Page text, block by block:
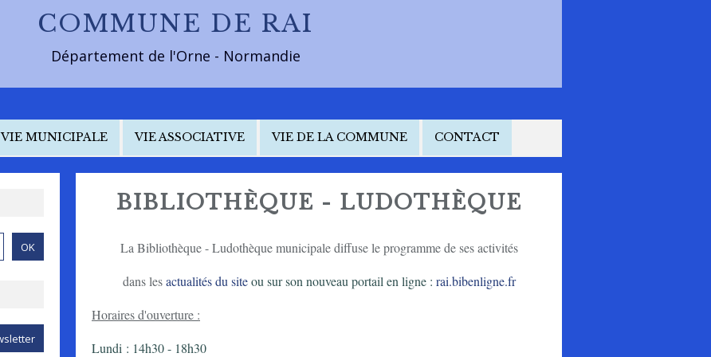
COMMUNE DE RAI
Département de l'Orne - Normandie
VIE MUNICIPALE VIE ASSOCIATIVE VIE DE LA COMMUNE CONTACT
BIBLIOTHÈQUE - LUDOTHÈQUE
La Bibliothèque - Ludothèque municipale diffuse le programme de ses activités
dans lesactualités du siteou sur son nouveau portail en ligne : rai.bibenligne.fr
Horaires d'ouverture :
Lundi : 14h30 - 18h30